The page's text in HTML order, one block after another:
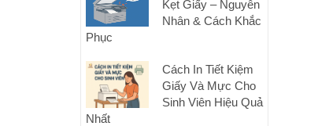
Kẹt Giấy – Nguyên
Nhân & Cách Khắc
Phục
Cách In Tiết Kiệm
Giấy Và Mực Cho
Sinh Viên Hiệu Quả
Nhất